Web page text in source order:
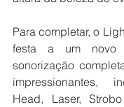
Para completar, o
festa a um novo
sonorização
impressionantes,
Head, Laser,